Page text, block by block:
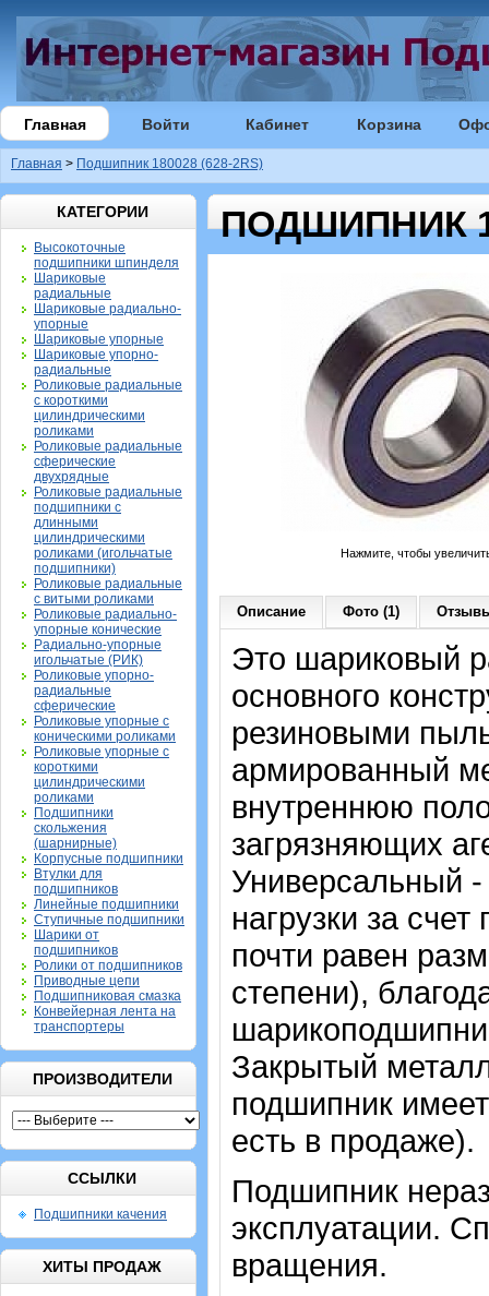
Главная Войти Кабинет Корзина
Главная > Подшипник 180028 (628-2RS)
КАТЕГОРИИ
Высокоточные
подшипники шпинделя
Шариковые
радиальные
Шариковые радиально-
упорные
Шариковые упорные
Шариковые упорно-
радиальные
Роликовые радиальные
с короткими
цилиндрическими
роликами
Роликовые радиальные
сферические
двухрядные
Роликовые радиальные
подшипники с
длинными
цилиндрическими
роликами (игольчатые
подшипники)
Роликовые радиальные
с витыми роликами
Роликовые радиально-
упорные конические
Радиально-упорные
игольчатые (РИК)
Роликовые упорно-
радиальные
сферические
Роликовые упорные с
коническими роликами
Роликовые упорные с
короткими
цилиндрическими
роликами
Подшипники
скольжения
(шарнирные)
Корпусные подшипники
Втулки для
подшипников
Линейные подшипники
Ступичные подшипники
Шарики от
подшипников
Ролики от подшипников
Приводные цепи
Подшипниковая смазка
Конвейерная лента на
транспортеры
ПРОИЗВОДИТЕЛИ
ССЫЛКИ
Подшипники качения
ХИТЫ ПРОДАЖ
ПОДШИПНИК
Нажмите, чтобы
Описание Фото (1)
Это шариковый
основного
резиновыми
армированный
внутреннюю
загрязняющих
Универсальный
нагрузки за
почти равен
степени),
Закрытый
подшипник
есть в продаже).
Подшипник
эксплуатации.
вращения.